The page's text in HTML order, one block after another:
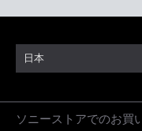
日本
ソニーストアでのお買